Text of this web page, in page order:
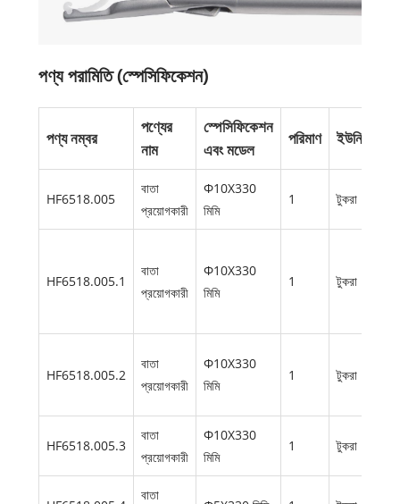
পণ্য পরামিতি (স্পেসিফিকেশন)
পণ্য নম্বর
পণ্যের
নাম
স্পেসিফিকেশন
এবং মডেল
পরিমাণ ইউনিট
HF6518.005
বাতা
প্রয়োগকারী
Φ10X330
মিমি
1 টুকরা
HF6518.005.1
বাতা
প্রয়োগকারী
Φ10X330
মিমি
1 টুকরা
HF6518.005.2
বাতা
প্রয়োগকারী
Φ10X330
মিমি
1 টুকরা
HF6518.005.3
বাতা
প্রয়োগকারী
Φ10X330
মিমি
1 টুকরা
বাতা